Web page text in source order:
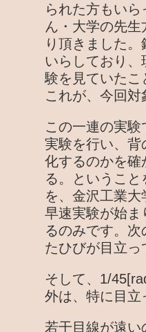
られた方もい
ん・大学の先
り頂きました
いらしており
験を見ていたこ
これが、今回対
この一連の実
実験を行い、背
化するのかを確
る。というこ
を、金沢工業
早速実験が始ま
るのみです。
たひびが目立っ
そして、1/
外は、特に目立
若干目線が遠